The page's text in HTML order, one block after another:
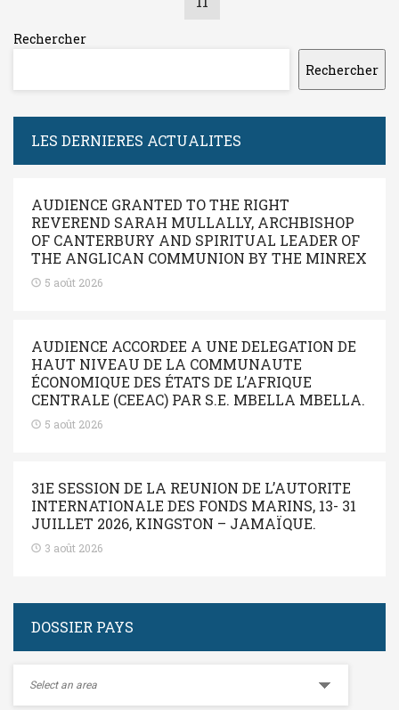
Rechercher
Rechercher
LES DERNIERES ACTUALITES
AUDIENCE GRANTED TO THE RIGHT
REVEREND SARAH MULLALLY, ARCHBISHOP
OF CANTERBURY AND SPIRITUAL LEADER OF
THE ANGLICAN COMMUNION BY THE MINREX
5 août 2026
AUDIENCE ACCORDEE A UNE DELEGATION DE
HAUT NIVEAU DE LA COMMUNAUTE
ÉCONOMIQUE DES ÉTATS DE L’AFRIQUE
CENTRALE (CEEAC) PAR S.E. MBELLA MBELLA.
5 août 2026
31E SESSION DE LA REUNION DE L’AUTORITE
INTERNATIONALE DES FONDS MARINS, 13- 31
JUILLET 2026, KINGSTON – JAMAÏQUE.
3 août 2026
DOSSIER PAYS